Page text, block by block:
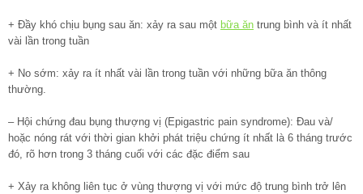
+ Đầy khó chịu bụng sau ăn: xảy ra sau một bữa ăn trung bình và ít nhất
vài lần trong tuần
+ No sớm: xảy ra ít nhất vài lần trong tuần với những bữa ăn thông
thường.
– Hội chứng đau bụng thượng vị (Epigastric pain syndrome): Đau và/
hoặc nóng rát với thời gian khởi phát triệu chứng ít nhất là 6 tháng trước
đó, rõ hơn trong 3 tháng cuối với các đặc điểm sau
+ Xảy ra không liên tục ở vùng thượng vị với mức độ trung bình trở lên